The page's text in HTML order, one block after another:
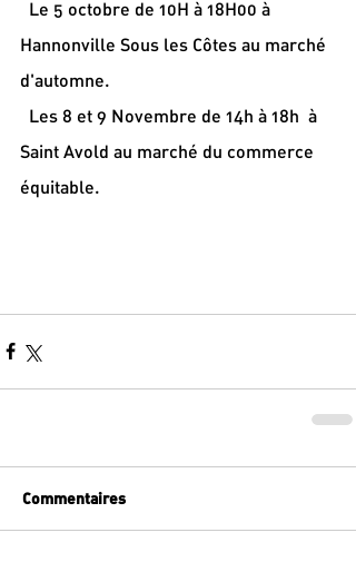
Hannonville Sous les Côtes au marché
d'automne.
Saint Avold au marché du commerce
équitable.
Commentaires